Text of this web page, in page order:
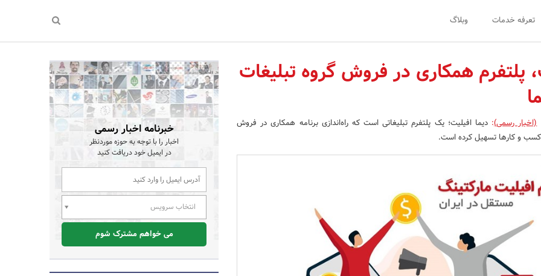
تعرفه خدمات وبلاگ
پلتفرم همکاری در فروش گروه تبلیغات
(اخبار رسمی):دیما افیلیت؛ یک پلتفرم تبلیغاتی است که راه‌اندازی برنامه همکاری در فروش
کسب و کارها تسهیل کرده است.
خبرنامه اخبار رسمی
اخبار را با توجه به حوزه موردنظر
در ایمیل خود دریافت کنید
انتخاب سرویس
می خواهم مشترک شوم